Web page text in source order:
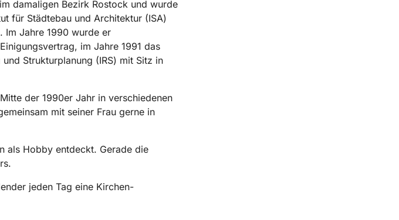
damaligen Bezirk Rostock und wurde
für Städtebau und Architektur (ISA)
Im Jahre 1990 wurde er
im Jahre 1991 das
Strukturplanung (IRS) mit Sitz in
der 1990er Jahr in verschiedenen
mit seiner Frau gerne in
als Hobby entdeckt. Gerade die
jeden Tag eine Kirchen-